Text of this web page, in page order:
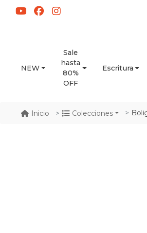
NEW
Sale
hasta
80%
OFF
Escritura
Inicio Colecciones